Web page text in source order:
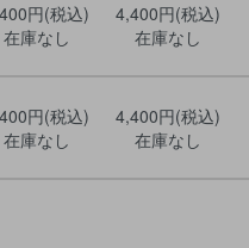
円(税込)
在庫なし
4,400円(税込)
在庫なし
円(税込)
在庫なし
4,400円(税込)
在庫なし